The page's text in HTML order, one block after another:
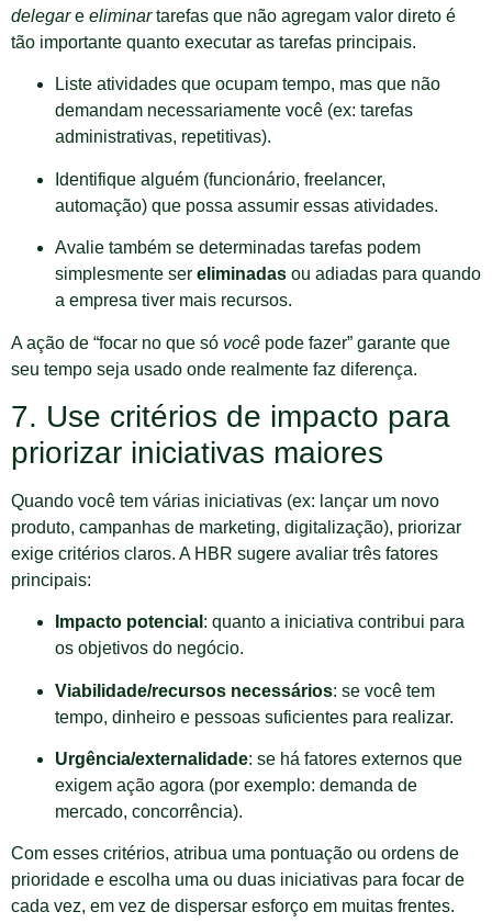
delegare eliminartarefas que não agregam valor direto é
tão importante quanto executar as tarefas principais.
Liste atividades que ocupam tempo, mas que não
demandam necessariamente você (ex: tarefas
administrativas, repetitivas).
Identifique alguém (funcionário, freelancer,
automação) que possa assumir essas atividades.
Avalie também se determinadas tarefas podem
simplesmente ser eliminadas ou adiadas para quando
a empresa tiver mais recursos.
A ação de “focar no que só você pode fazer” garante que
seu tempo seja usado onde realmente faz diferença.
7. Use critérios de impacto para
priorizar iniciativas maiores
Quando você tem várias iniciativas (ex: lançar um novo
produto, campanhas de marketing, digitalização), priorizar
exige critérios claros. A HBR sugere avaliar três fatores
principais:
Impacto potencial : quanto a iniciativa contribui para
os objetivos do negócio.
Viabilidade/recursos necessários: se você tem
tempo, dinheiro e pessoas suficientes para realizar.
Urgência/externalidade: se há fatores externos que
exigem ação agora (por exemplo: demanda de
mercado, concorrência).
Com esses critérios, atribua uma pontuação ou ordens de
prioridade e escolha uma ou duas iniciativas para focar de
cada vez, em vez de dispersar esforço em muitas frentes.